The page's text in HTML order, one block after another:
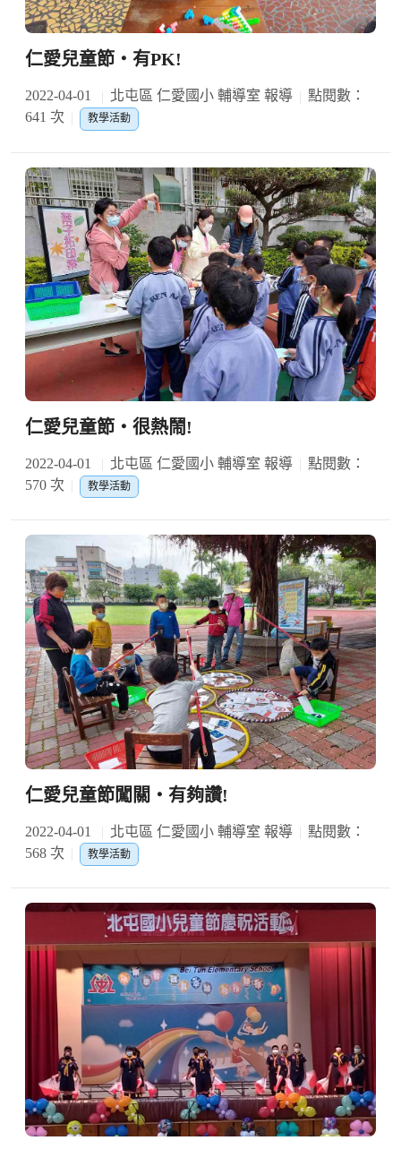
仁愛兒童節‧有PK!
2022-04-01 北屯區 仁愛國小 輔導室 報導
點閱數：
641 次
教學活動
仁愛兒童節‧很熱鬧!
2022-04-01 北屯區 仁愛國小 輔導室 報導
點閱數：
570 次
教學活動
仁愛兒童節闖關‧有夠讚!
2022-04-01 北屯區 仁愛國小 輔導室 報導
點閱數：
568 次
教學活動